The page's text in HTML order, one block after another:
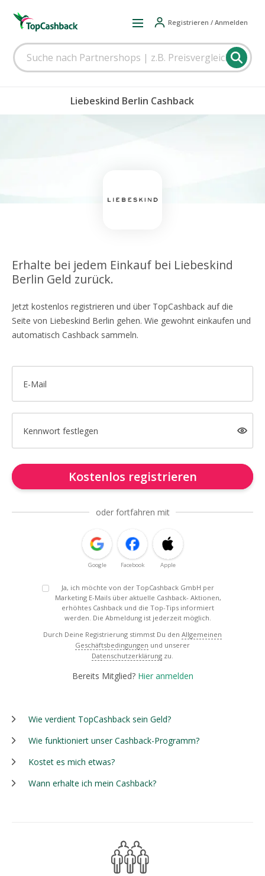
Registrieren / Anmelden
Liebeskind Berlin Cashback
Erhalte bei jedem Einkauf bei Liebeskind
Berlin Geld zurück.
Jetzt kostenlos registrieren und über TopCashback auf die
Seite von Liebeskind Berlin gehen. Wie gewohnt einkaufen und
automatisch Cashback sammeln.
E-Mail
Kennwort festlegen
Kostenlos registrieren
oder fortfahren mit
Google Facebook Apple
Ja, ich möchte von der TopCashback GmbH per
Marketing E-Mails über aktuelle Cashback- Aktionen,
erhöhtes Cashback und die Top-Tips informiert
werden. Die Abmeldung ist jederzeit möglich.
Durch Deine Registrierung stimmst Du den Allgemeinen
Geschäftsbedingungen und unserer
Datenschutzerklärung zu.
Bereits Mitglied? Hier anmelden
Wie verdient TopCashback sein Geld?
Wie funktioniert unser Cashback-Programm?
Kostet es mich etwas?
Wann erhalte ich mein Cashback?